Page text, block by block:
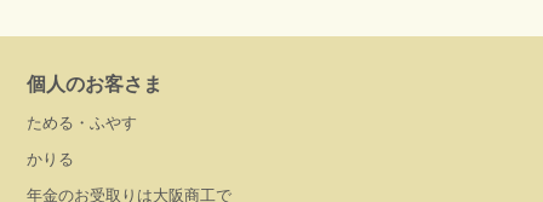
個人のお客さま
ためる・ふやす
かりる
年金のお受取りは大阪商工で